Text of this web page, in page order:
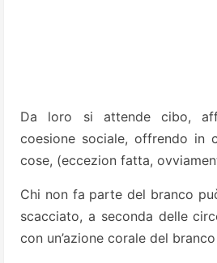
Da loro si attende cibo,
coesione sociale, offrendo in
cose, (eccezion fatta,
Chi non fa parte del branco
scacciato, a seconda delle
con un’azione corale del